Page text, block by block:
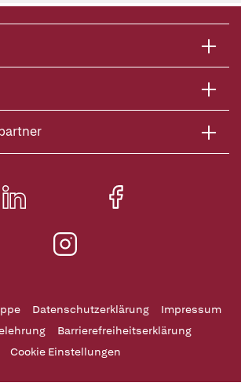
Datenschutzerklärung
Impressum
Barrierefreiheitserklärung
Cookie Einstellungen